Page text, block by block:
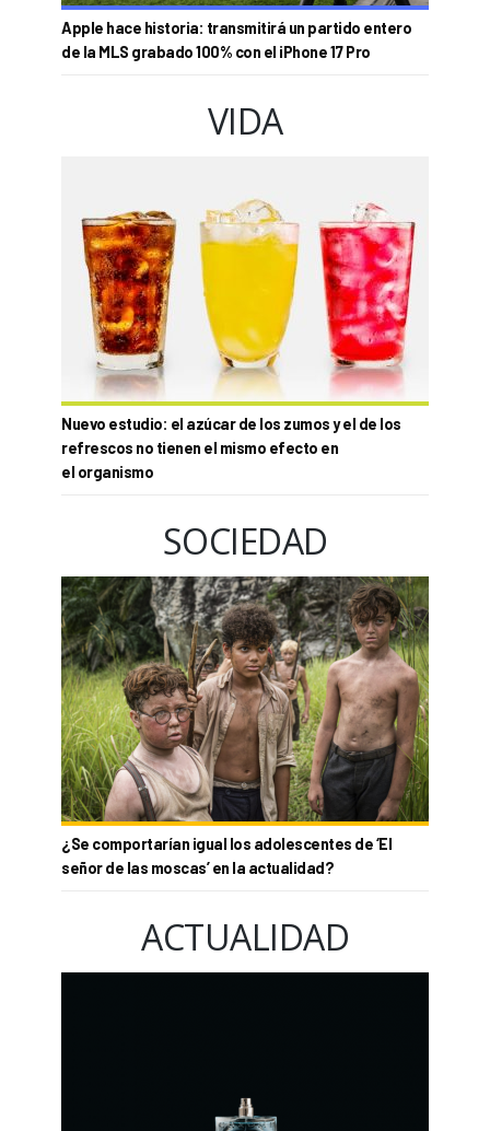
Apple hace historia: transmitirá un partido entero
de la MLS grabado 100% con el iPhone 17 Pro
VIDA
Nuevo estudio: el azúcar de los zumos y el de los
refrescos no tienen el mismo efecto en
el organismo
SOCIEDAD
¿Se comportarían igual los adolescentes de ‘El
señor de las moscas’ en la actualidad?
ACTUALIDAD